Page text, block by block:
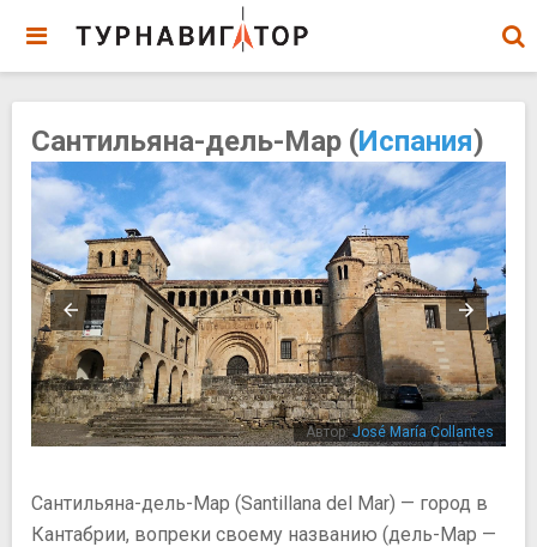
Сантильяна-дель-Мар (Испания)
Автор:José María Collantes
Сантильяна-дель-Мар (Santillana del Mar) — город в
Кантабрии, вопреки своему названию (дель-Мар —